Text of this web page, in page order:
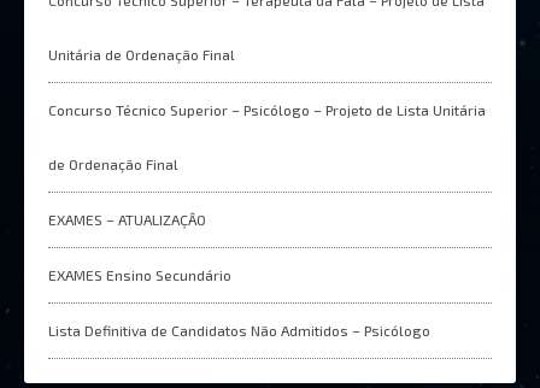
Unitária de Ordenação Final
Concurso Técnico Superior – Psicólogo – Projeto de Lista Unitária
de Ordenação Final
EXAMES – ATUALIZAÇÂO
EXAMES Ensino Secundário
Lista Definitiva de Candidatos Não Admitidos – Psicólogo